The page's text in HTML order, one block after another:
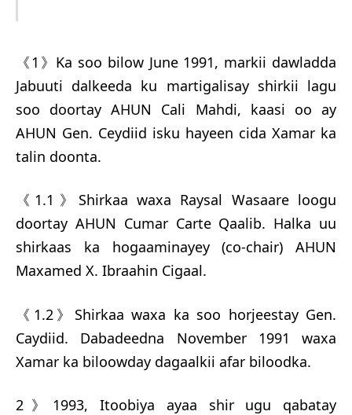
《1》Ka soo bilow June 1991, markii dawladda
Jabuuti dalkeeda ku martigalisay shirkii lagu
soo doortay AHUN Cali Mahdi, kaasi oo ay
AHUN Gen. Ceydiid isku hayeen cida Xamar ka
talin doonta.
《1.1》Shirkaa waxa Raysal Wasaare loogu
doortay AHUN Cumar Carte Qaalib. Halka uu
shirkaas ka hogaaminayey (co-chair) AHUN
Maxamed X. Ibraahin Cigaal.
《1.2》Shirkaa waxa ka soo horjeestay Gen.
Caydiid. Dabadeedna November 1991 waxa
Xamar ka biloowday dagaalkii afar biloodka.
2》1993, Itoobiya ayaa shir ugu qabatay